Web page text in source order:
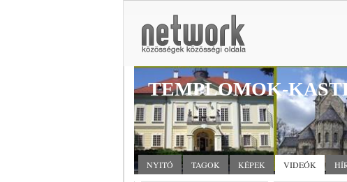
TEMPLOMOK-
NYITÓ TAGOK KÉPEK VIDEÓK